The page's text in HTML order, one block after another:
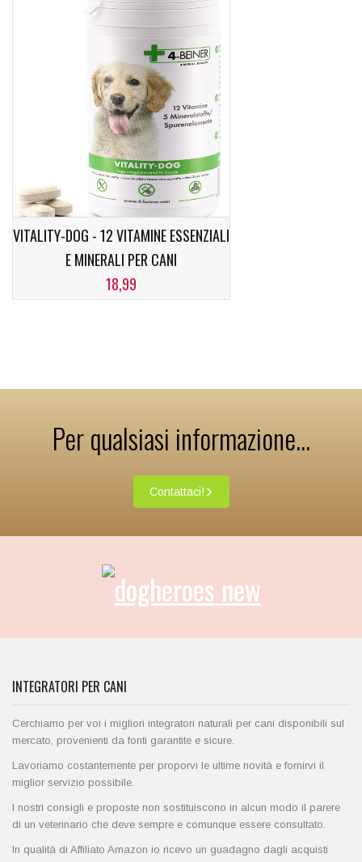
VITALITY-DOG - 12 VITAMINE ESSENZIALI
E MINERALI PER CANI
18,99
Per qualsiasi informazione...
Contattaci!
INTEGRATORI PER CANI
Cerchiamo per voi i migliori integratori naturali per cani disponibili sul
mercato, provenienti da fonti garantite e sicure.
Lavoriamo costantemente per proporvi le ultime novità e fornirvi il
miglior servizio possibile.
I nostri consigli e proposte non sostituiscono in alcun modo il parere
di un veterinario che deve sempre e comunque essere consultato.
In qualità di Affiliato Amazon io ricevo un guadagno dagli acquisti